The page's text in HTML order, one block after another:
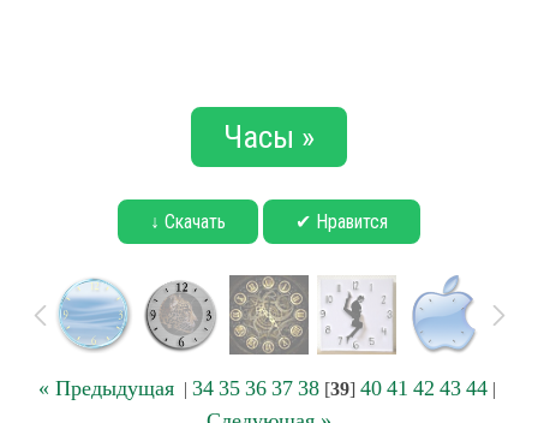
Часы »
↓ Скачать ✔ Нравится
« Предыдущая| 34 35 36 37 38[39] 40 41 42 43 44|